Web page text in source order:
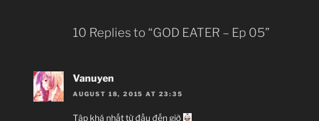
10 Replies to “GOD EATER – Ep 05”
Vanuyen
AUGUST 18, 2015 AT 23:35
Tập khá nhất từ đầu đến giờ